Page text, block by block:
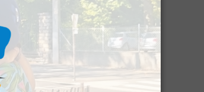
s’installe à la Sagette
Lire Plus »